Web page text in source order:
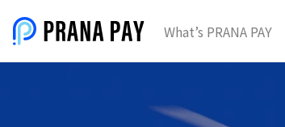
What’s PRANA PAY